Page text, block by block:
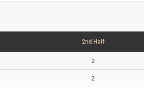
2nd Half
2
2